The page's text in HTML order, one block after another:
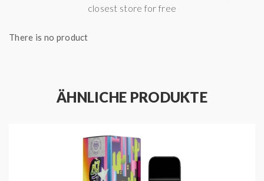
187 Bar - Waternelom erlebst du den
saftigen Wassermelone
HIGHLIGHTS
Geschmack: Wassermelone
Füllmenge: 2 ml
Akkukapazität: 550 mAh
closest store for free
There is no product
ÄHNLICHE PRODUKTE